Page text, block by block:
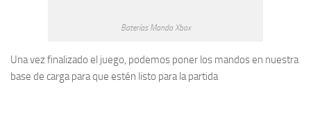
Baterías Mando Xbox
Una vez finalizado el juego, podemos poner los mandos en nuestra
base de carga para que estén listo para la partida